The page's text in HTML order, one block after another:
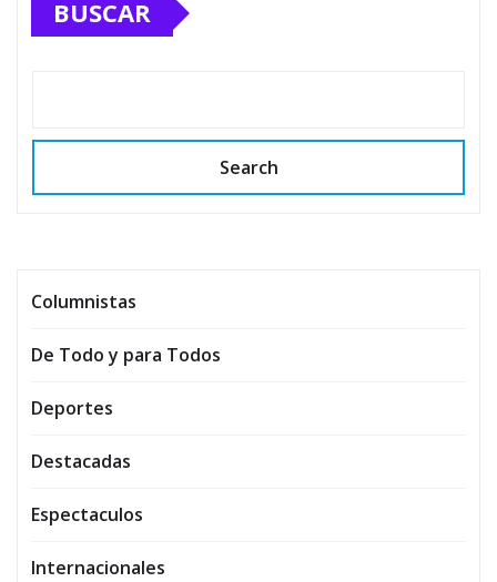
BUSCAR
Search
Columnistas
De Todo y para Todos
Deportes
Destacadas
Espectaculos
Internacionales